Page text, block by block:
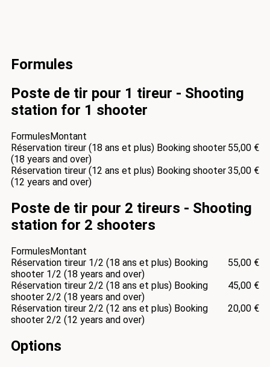
Formules
Poste de tir pour 1 tireur - Shooting
station for 1 shooter
FormulesMontant
Réservation tireur (18 ans et plus) Booking shooter
(18 years and over)
55,00 €
Réservation tireur (12 ans et plus) Booking shooter
(12 years and over)
35,00 €
Poste de tir pour 2 tireurs - Shooting
station for 2 shooters
FormulesMontant
Réservation tireur 1/2 (18 ans et plus) Booking
shooter 1/2 (18 years and over)
55,00 €
Réservation tireur 2/2 (18 ans et plus) Booking
shooter 2/2 (18 years and over)
45,00 €
Réservation tireur 2/2 (12 ans et plus) Booking
shooter 2/2 (12 years and over)
20,00 €
Options